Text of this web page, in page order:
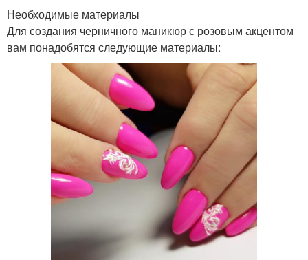
Необходимые материалы
Для создания черничного маникюр с розовым акцентом
вам понадобятся следующие материалы: